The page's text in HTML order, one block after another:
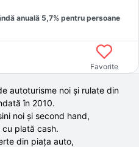
anuală 5,7% pentru persoane
Favorite
autoturisme noi și rulate din
în 2010.
noi și second hand,
cu plată cash.
din piața auto,